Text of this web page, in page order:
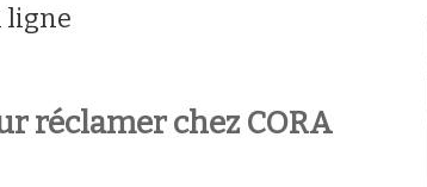
ligne
réclamer chez CORA